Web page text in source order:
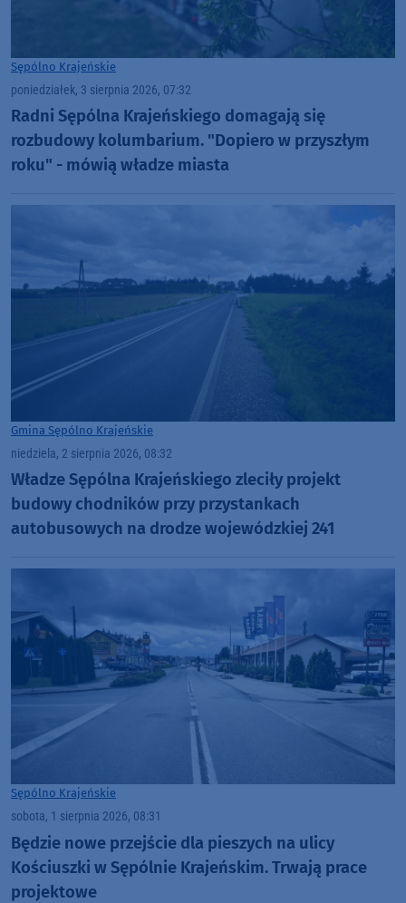
Sępólno Krajeńskie
poniedziałek, 3 sierpnia 2026, 07:32
Radni Sępólna Krajeńskiego domagają się
rozbudowy kolumbarium. "Dopiero w przyszłym
roku" - mówią władze miasta
Gmina Sępólno Krajeńskie
niedziela, 2 sierpnia 2026, 08:32
Władze Sępólna Krajeńskiego zleciły projekt
budowy chodników przy przystankach
autobusowych na drodze wojewódzkiej 241
Sępólno Krajeńskie
sobota, 1 sierpnia 2026, 08:31
Będzie nowe przejście dla pieszych na ulicy
Kościuszki w Sępólnie Krajeńskim. Trwają prace
projektowe